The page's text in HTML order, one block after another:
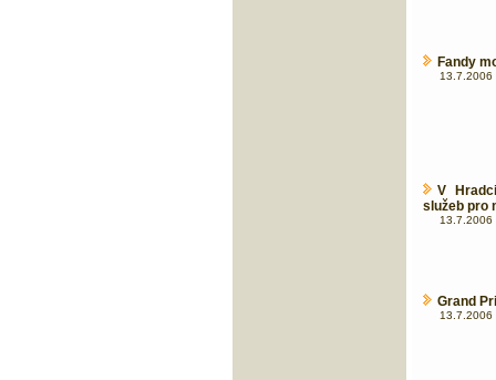
Fandy
13.7.2006
V
služeb pro
13.7.2006
Grand
13.7.2006